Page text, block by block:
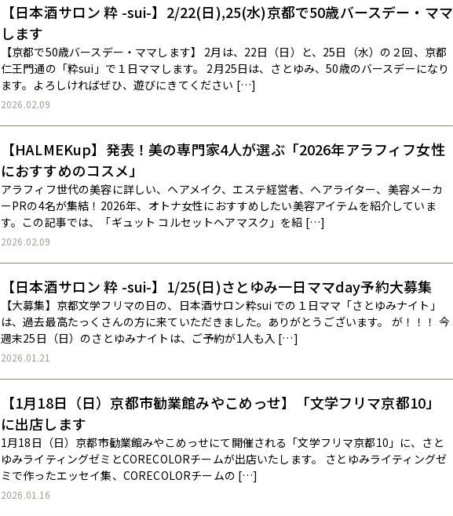
【日本酒サロン 粋 -sui-】2/22(日),25(水)京都で50歳バースデー・ママ
します
【京都で50歳バースデー・ママします】 2月は、22日（日）と、25日（水）の２回、京都
仁王門通の「粋sui」で１日ママします。 2月25日は、さとゆみ、50歳のバースデーになり
ます。よろしければぜひ、遊びにきてください […]
2026.02.09
【HALMEKup】発表！美の専門家4人が選ぶ「2026年アラフィフ女性
におすすめのコスメ」
アラフィフ世代の美容に詳しい、ヘアメイク、エステ経営者、ヘアライター、美容メーカ
ーPRの4名が集結！2026年、オトナ女性におすすめしたい美容アイテムを紹介していま
す。この記事では、「ギュット コルセットヘアマスク」を紹 […]
2026.02.09
【日本酒サロン 粋 -sui-】1/25(日)さとゆみ一日ママday予約大募集
【大募集】京都文学フリマの日の、日本酒サロン粋sui での１日ママ「さとゆみナイト」
は、過去最高たっくさんの方に来ていただきました。ありがとうございます。 が！！！ 今
週末25日（日）のさとゆみナイトは、ご予約が1人も入 […]
2026.01.21
【1月18日（日）京都市勧業館みやこめっせ】「文学フリマ京都10」
に出店します
1月18日（日）京都市勧業館みやこめっせにて開催される「文学フリマ京都10」に、さと
ゆみライティングゼミとCORECOLORチームが出店いたします。 さとゆみライティングゼ
ミで作ったエッセイ集、CORECOLORチームの […]
2026.01.16